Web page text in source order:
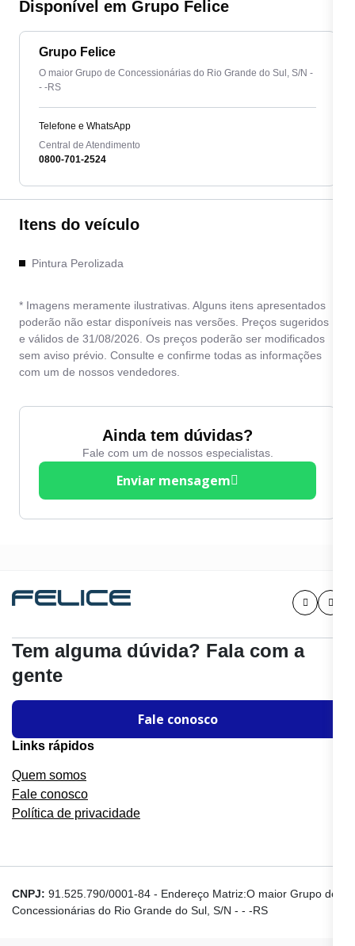
Disponível em Grupo Felice
Grupo Felice
O maior Grupo de Concessionárias do Rio Grande do Sul, S/N -
- -RS
Telefone e WhatsApp
Central de Atendimento
0800-701-2524
Itens do veículo
Pintura Perolizada
* Imagens meramente ilustrativas. Alguns itens apresentados
poderão não estar disponíveis nas versões. Preços sugeridos
e válidos de 31/08/2026. Os preços poderão ser modificados
sem aviso prévio. Consulte e confirme todas as informações
com um de nossos vendedores.
Ainda tem dúvidas?
Fale com um de nossos especialistas.
Enviar mensagem
Tem alguma dúvida? Fala com a
gente
Fale conosco
Links rápidos
Quem somos
Fale conosco
Política de privacidade
CNPJ: 91.525.790/0001-84 - Endereço Matriz:O maior Grupo de
Concessionárias do Rio Grande do Sul, S/N - - -RS